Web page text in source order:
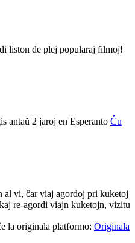
liston de plej popularaj filmoj!
antaŭ 2 jaroj en Esperanto Ĉu
al vi, ĉar viaj agordoj pri kuketoj
re-agordi viajn kuketojn, vizitu
la originala platformo: Originala